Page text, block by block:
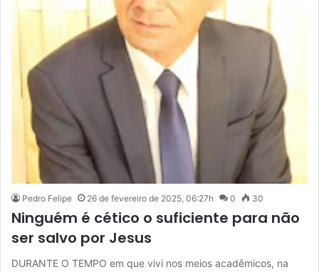
Pedro Felipe 26 de fevereiro de 2025, 06:27h 0 30
Ninguém é cético o suficiente para não
ser salvo por Jesus
DURANTE O TEMPO em que vivi nos meios acadêmicos, na